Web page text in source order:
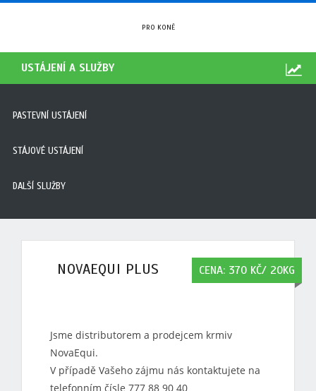
PRO KONĚ
USTÁJENÍ A SLUŽBY
PASTEVNÍ USTÁJENÍ
STÁJOVÉ USTÁJENÍ
DALŠÍ SLUŽBY
NOVAEQUI PLUS
Jsme distributorem a prodejcem krmiv
NovaEqui.
V případě Vašeho zájmu nás kontaktujete na
telefonním čísle 777 88 90 40
CENA: 370 KČ/ 20KG